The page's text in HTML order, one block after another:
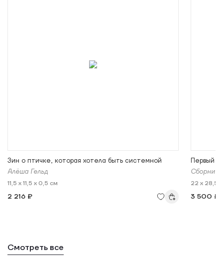
Зин о птичке, которая хотела быть системной
Алёша Гельд
11,5 x 11,5 x 0,5 см
2 216 ₽
Первый
Сборник
22 x 28,5
3 500 ₽
Смотреть все